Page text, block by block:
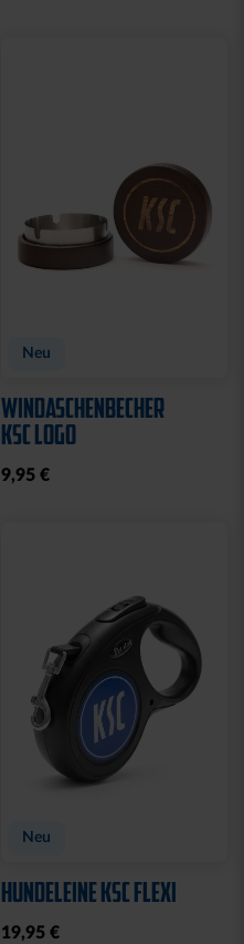
Neu
WINDASCHENBECHER
KSC LOGO
9,95 €
Neu
HUNDELEINE KSC FLEXI
19,95 €